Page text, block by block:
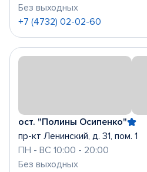
Без выходных
+7 (4732) 02-02-60
ост. "Полины Осипенко"
пр-кт Ленинский, д. 31, пом. 1
ПН - ВС 10:00 - 20:00
Без выходных